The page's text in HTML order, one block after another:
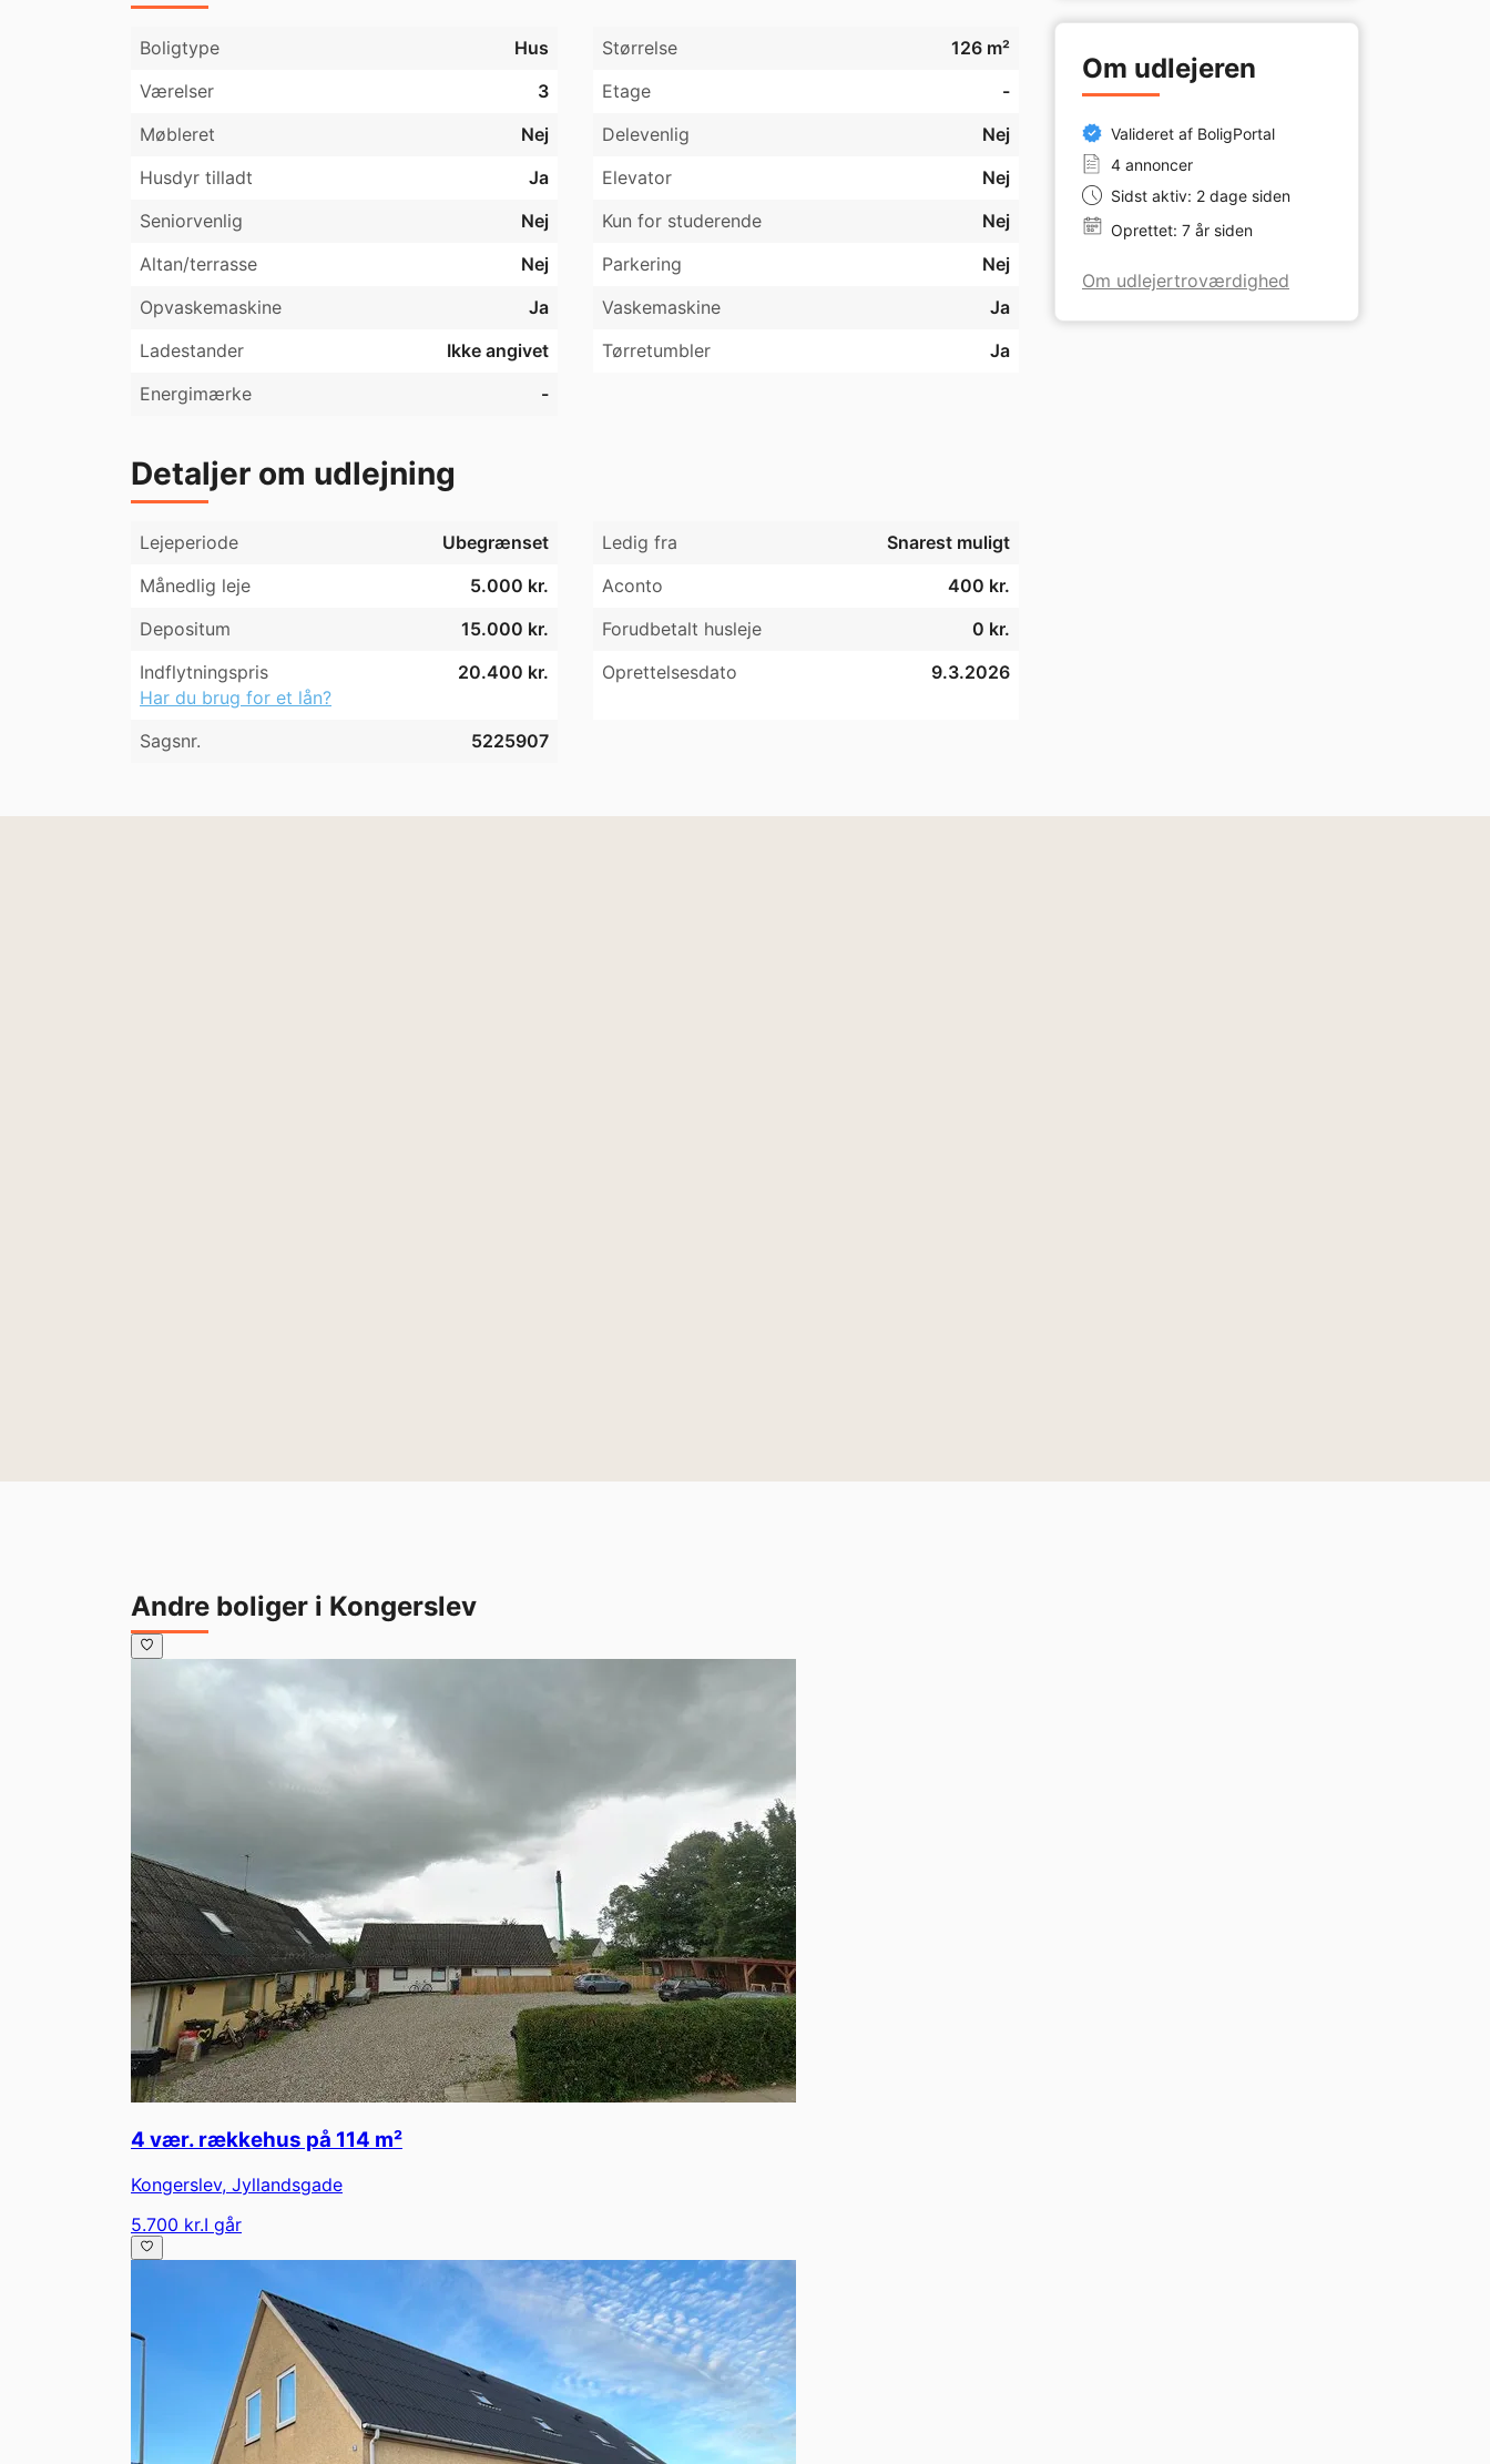
Boligtype Hus Størrelse
126 m²
Værelser
3 Etage
-
Møbleret
Nej Delevenlig
Nej
Husdyr tilladt
Ja Elevator
Nej
Seniorvenlig
Nej Kun for studerende
Nej
Altan/terrasse
Nej Parkering
Nej
Opvaskemaskine
Ja Vaskemaskine
Ja
Ladestander
Ikke angivet Tørretumbler
Ja
Energimærke
-
Detaljer om udlejning
Lejeperiode Ubegrænset Ledig fra
Snarest muligt
Månedlig leje
5.000 kr. Aconto
400 kr.
Depositum
15.000 kr. Forudbetalt husleje
0 kr.
Indflytningspris
20.400 kr.
Har du brug for et lån?
Oprettelsesdato 9.3.2026
Sagsnr. 5225907
Om udlejeren
Valideret af BoligPortal
4 annoncer
Sidst aktiv: 2 dage siden
Oprettet: 7 år siden
Om udlejertroværdighed
Andre boliger i Kongerslev
4 vær. rækkehus på 114 m²
Kongerslev, Jyllandsgade
5.700 kr.I går